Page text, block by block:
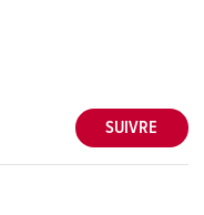
SUIVRE